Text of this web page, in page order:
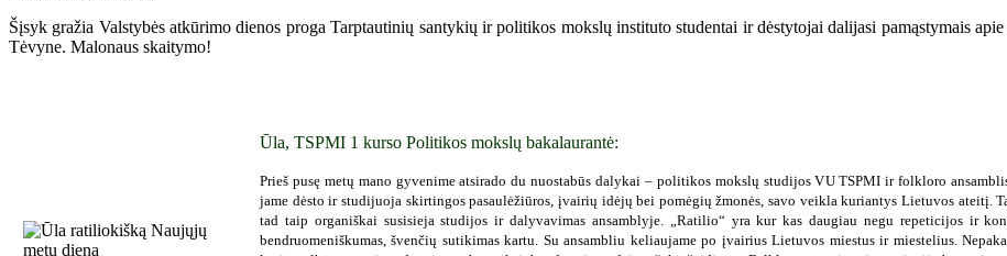
Šįsyk gražia Valstybės atkūrimo dienos proga Tarptautinių santykių ir politikos mokslų instituto studentai ir dėstytojai dalijasi pamąstymais
Tėvyne. Malonaus skaitymo!
Ūla, TSPMI 1 kurso Politikos mokslų bakalaurantė:
Prieš pusę metų mano gyvenime atsirado du nuostabūs dalykai – politikos mokslų studijos VU TSPMI ir folkloro
jame dėsto ir studijuoja skirtingos pasaulėžiūros, įvairių idėjų bei pomėgių žmonės, savo veikla kuriantys Lietuvos
tad taip organiškai susisieja studijos ir dalyvavimas ansamblyje. „Ratilio“ yra kur kas daugiau negu repeticijos ir
bendruomeniškumas, švenčių sutikimas kartu. Su ansambliu keliaujame po įvairius Lietuvos miestus ir miestelius.